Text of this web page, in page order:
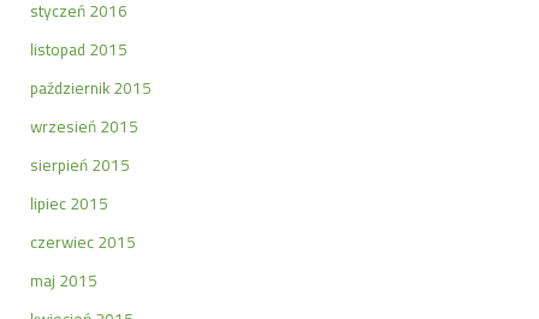
styczeń 2016
listopad 2015
październik 2015
wrzesień 2015
sierpień 2015
lipiec 2015
czerwiec 2015
maj 2015